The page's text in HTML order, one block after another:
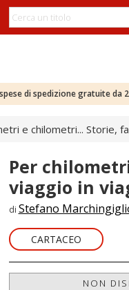
di spedizione gratuite
e chilometri... Storie,
Per
viaggio in
di Stefano
CARTACEO
NON